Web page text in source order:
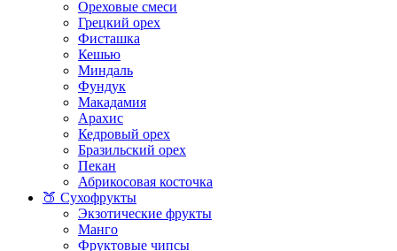
Ореховые смеси
Грецкий орех
Фисташка
Кешью
Миндаль
Фундук
Макадамия
Арахис
Кедровый орех
Бразильский орех
Пекан
Абрикосовая косточка
🍑 Сухофрукты
Экзотические фрукты
Манго
Фруктовые чипсы